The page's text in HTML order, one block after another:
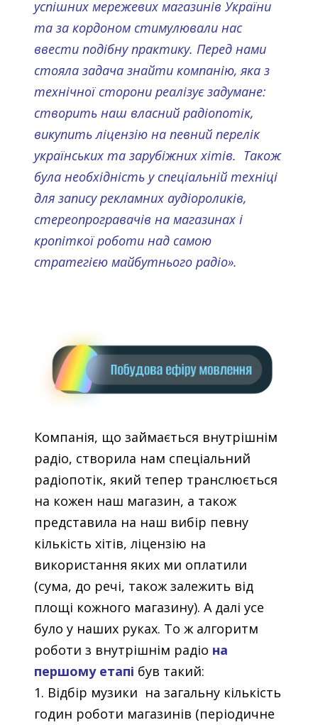
успішних мережевих магазинів України
та за кордоном стимулювали нас
ввести подібну практику. Перед нами
стояла задача знайти компанію, яка з
технічної сторони реалізує задумане:
створить наш власний радіопотік,
викупить ліцензію на певний перелік
українських та зарубіжних хітів. Також
була необхідність у спеціальній техніці
для запису рекламних аудіороликів,
стереопрогравачів на магазинах і
кропіткої роботи над самою
стратегією майбутнього радіо».
Компанія, що займається внутрішнім
радіо, створила нам спеціальний
радіопотік, який тепер транслюється
на кожен наш магазин, а також
представила на наш вибір певну
кількість хітів, ліцензію на
використання яких ми оплатили
(сума, до речі, також залежить від
площі кожного магазину). А далі усе
було у наших руках. То ж алгоритм
роботи з внутрішнім радіо на
першому етапі був такий:
1. Відбір музики на загальну кількість
годин роботи магазинів (періодичне